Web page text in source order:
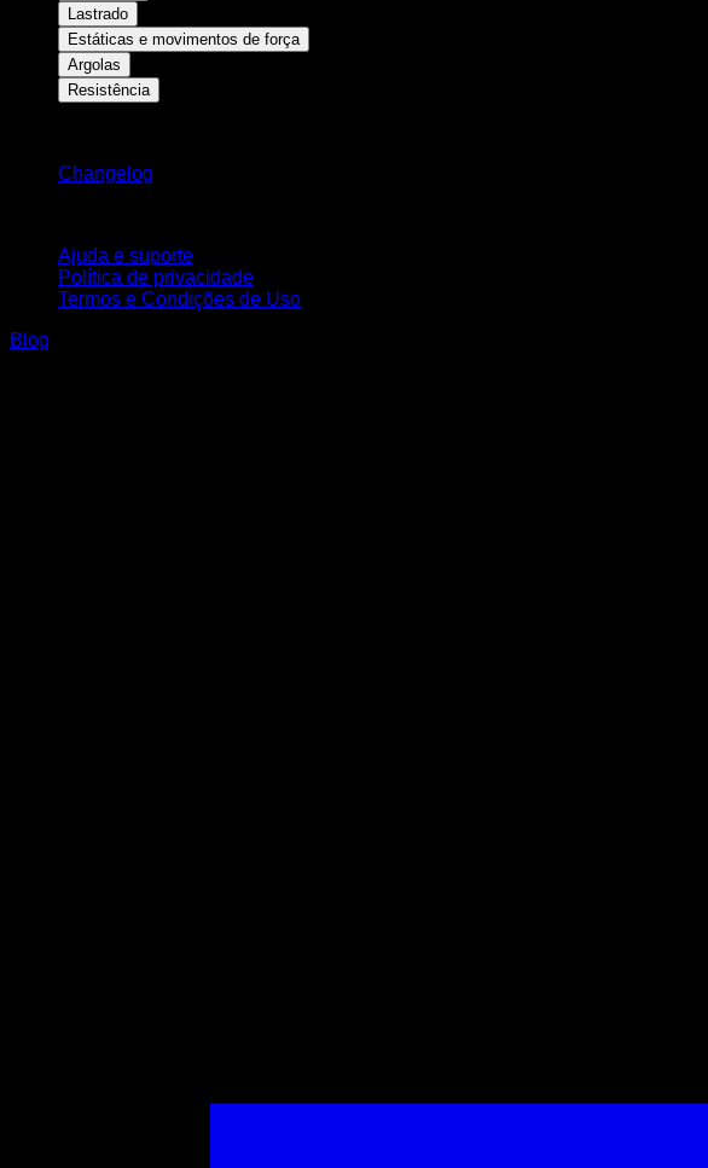
Lastrado
Estáticas e movimentos de força
Argolas
Resistência
Changelog
Ajuda e suporte
Política de privacidade
Termos e Condições de Uso
Blog